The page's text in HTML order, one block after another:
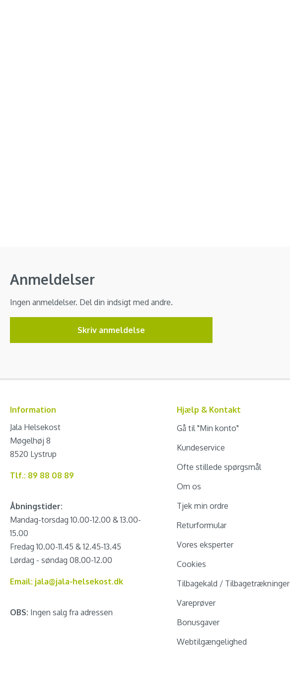
Anmeldelser
Ingen anmeldelser. Del din indsigt med andre.
Skriv anmeldelse
Information
Jala Helsekost
Møgelhøj 8
8520 Lystrup
Tlf.: 89 88 08 89
Åbningstider:
Mandag-torsdag 10.00-12.00 & 13.00-
15.00
Fredag 10.00-11.45 & 12.45-13.45
Lørdag - søndag 08.00-12.00
Email: jala@jala-helsekost.dk
OBS: Ingen salg fra adressen
Hjælp & Kontakt
Gå til "Min konto"
Kundeservice
Ofte stillede spørgsmål
Om os
Tjek min ordre
Returformular
Vores eksperter
Cookies
Tilbagekald / Tilbagetrækninger
Vareprøver
Bonusgaver
Webtilgængelighed